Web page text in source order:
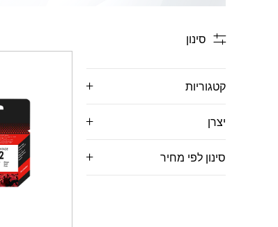
סינון
קטגוריות
יצרן
סינון לפי מחיר